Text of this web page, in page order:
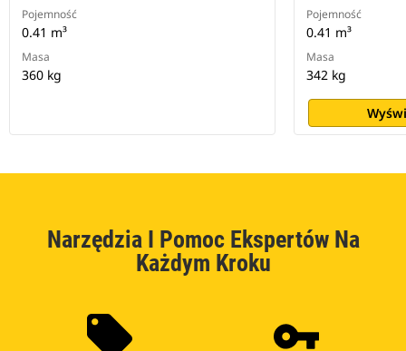
Pojemność
0.41 m³
Masa
360 kg
Pojemność
0.41 m³
Masa
342 kg
Narzędzia I Pomoc Ekspertów Na
Każdym Kroku